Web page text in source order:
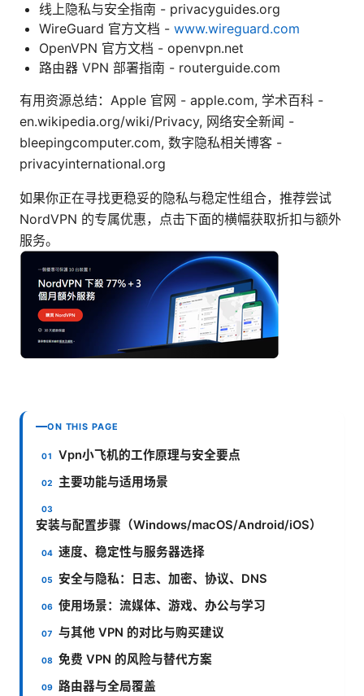
线上隐私与安全指南 - privacyguides.org
WireGuard 官方文档 - www.wireguard.com
OpenVPN 官方文档 - openvpn.net
路由器 VPN 部署指南 - routerguide.com
有用资源总结：Apple 官网 - apple.com, 学术百科 -
en.wikipedia.org/wiki/Privacy, 网络安全新闻 -
bleepingcomputer.com, 数字隐私相关博客 -
privacyinternational.org
如果你正在寻找更稳妥的隐私与稳定性组合，推荐尝试
NordVPN 的专属优惠，点击下面的横幅获取折扣与额外
服务。
ON THIS PAGE
Vpn小飞机的工作原理与安全要点
主要功能与适用场景
安装与配置步骤（Windows/macOS/Android/iOS）
速度、稳定性与服务器选择
安全与隐私：日志、加密、协议、DNS
使用场景：流媒体、游戏、办公与学习
与其他 VPN 的对比与购买建议
免费 VPN 的风险与替代方案
路由器与全局覆盖